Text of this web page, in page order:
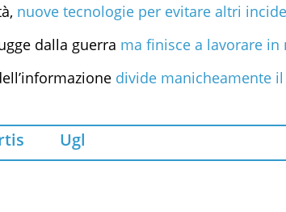
nuove tecnologie per evitare altri
dalla guerra ma finisce a lavorare
divide manicheamente
Ugl